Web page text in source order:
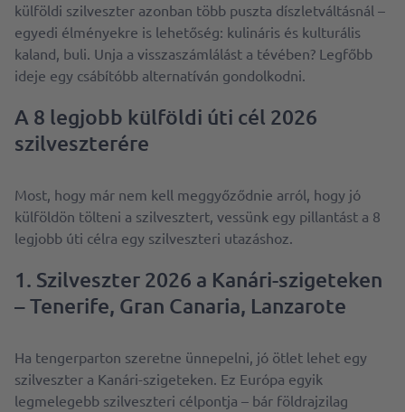
külföldi szilveszter azonban több puszta díszletváltásnál –
egyedi élményekre is lehetőség: kulináris és kulturális
kaland, buli. Unja a visszaszámlálást a tévében? Legfőbb
ideje egy csábítóbb alternatíván gondolkodni.
A 8 legjobb külföldi úti cél 2026
szilveszterére
Most, hogy már nem kell meggyőződnie arról, hogy jó
külföldön tölteni a szilvesztert, vessünk egy pillantást a 8
legjobb úti célra egy szilveszteri utazáshoz.
1. Szilveszter 2026 a Kanári-szigeteken
– Tenerife, Gran Canaria, Lanzarote
Ha tengerparton szeretne ünnepelni, jó ötlet lehet egy
szilveszter a Kanári-szigeteken. Ez Európa egyik
legmelegebb szilveszteri célpontja – bár földrajzilag